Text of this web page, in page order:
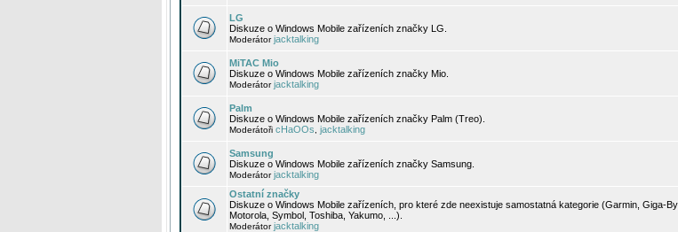
LG
Diskuze o Windows Mobile zařízeních značky LG.
Moderátorjacktalking
MiTAC Mio
Diskuze o Windows Mobile zařízeních značky Mio.
Moderátorjacktalking
Palm
Diskuze o Windows Mobile zařízeních značky Palm (Treo).
Moderátoři cHaOOs jacktalking
Samsung
Diskuze o Windows Mobile zařízeních značky Samsung.
Moderátorjacktalking
Ostatní značky
Diskuze o Windows Mobile zařízeních, pro které zde neexistuje samostatná kategorie (Garmin, Giga-
Motorola, Symbol, Toshiba, Yakumo, ...).
Moderátorjacktalking